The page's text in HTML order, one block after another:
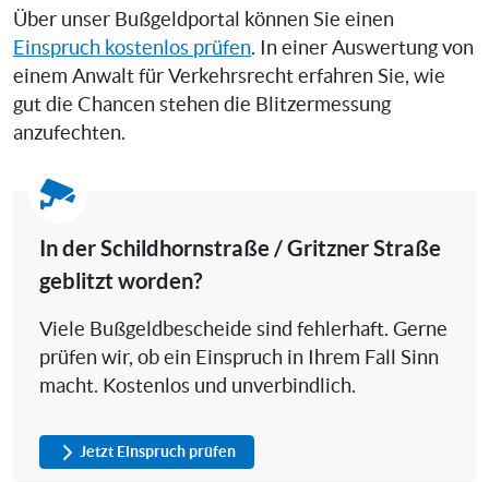
Über unser Bußgeldportal können Sie einen
Einspruch kostenlos prüfen. In einer Auswertung von
einem Anwalt für Verkehrsrecht erfahren Sie, wie
gut die Chancen stehen die Blitzermessung
anzufechten.
In der Schildhornstraße / Gritzner Straße
geblitzt worden?
Viele Bußgeldbescheide sind fehlerhaft. Gerne
prüfen wir, ob ein Einspruch in Ihrem Fall Sinn
macht. Kostenlos und unverbindlich.
Jetzt Einspruch prüfen